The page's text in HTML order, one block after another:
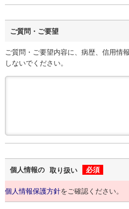
ご質問・ご要望
ご質問・ご要望内容に、病歴、信用情
しないでください。
個人情報の 取り扱い 必須
個人情報保護方針をご確認ください